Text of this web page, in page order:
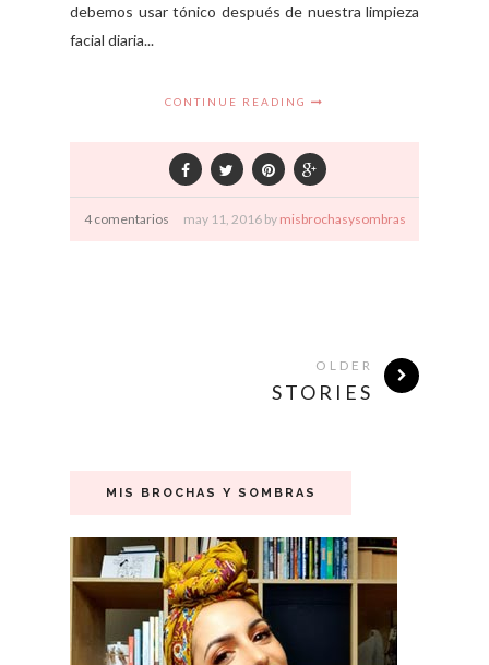
debemos usar tónico después de nuestra limpieza
facial diaria...
CONTINUE READING
4 comentarios may 11, 2016 by misbrochasysombras
OLDER
STORIES
MIS BROCHAS Y SOMBRAS